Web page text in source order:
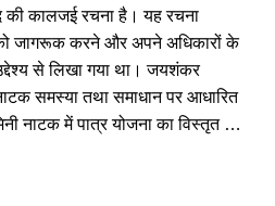
की कालजई रचना है। यह रचना
को जागरूक करने और अपने अधिकारों के
से लिखा गया था। जयशंकर
समस्या तथा समाधान पर आधारित
नाटक में पात्र योजना का विस्तृत …